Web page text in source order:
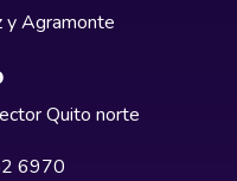
y Agramonte
Quito norte
6970